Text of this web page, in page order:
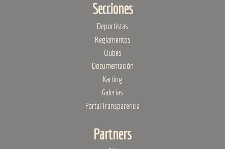
Secciones
Deportistas
Reglamentos
Clubes
Documentación
Karting
Galerías
Portal Transparencia
Partners